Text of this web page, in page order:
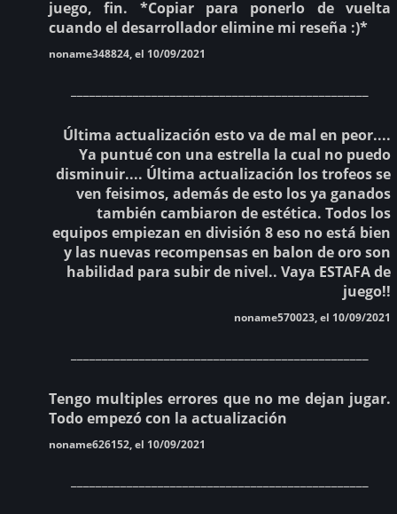
juego, fin. *Copiar para ponerlo de vuelta
cuando el desarrollador elimine mi reseña :)*
noname348824, el 10/09/2021
Última actualización esto va de mal en peor....
Ya puntué con una estrella la cual no puedo
disminuir.... Última actualización los trofeos se
ven feisimos, además de esto los ya ganados
también cambiaron de estética. Todos los
equipos empiezan en división 8 eso no está bien
y las nuevas recompensas en balon de oro son
habilidad para subir de nivel.. Vaya ESTAFA de
juego!!
noname570023, el 10/09/2021
Tengo multiples errores que no me dejan jugar.
Todo empezó con la actualización
noname626152, el 10/09/2021